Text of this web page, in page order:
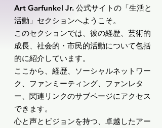
Art Garfunkel Jr. 公式サイトの「生活と
活動」セクションへようこそ。
このセクションでは、彼の経歴、芸術的
成長、社会的・市民的活動について包括
的に紹介しています。
ここから、経歴、ソーシャルネットワー
ク、ファンミーティング、ファンレタ
ー、関連リンクのサブページにアクセス
できます。
心と声とビジョンを持つ、卓越したアー